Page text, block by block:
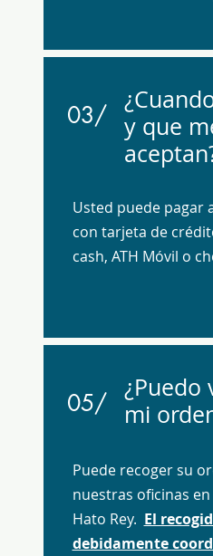
03/
y que
Usted puede pagar
con tarjeta de
cash, ATH Móvil o
05/
¿Puedo
mi
Puede recoger su
nuestras oficinas
Hato Rey. El
debidamente